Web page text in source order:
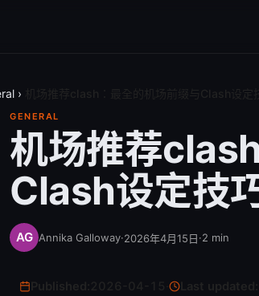
›
GENERAL
机场推荐
Clash设定技
Annika Galloway·2026年4月15日·2 min
Last updated: